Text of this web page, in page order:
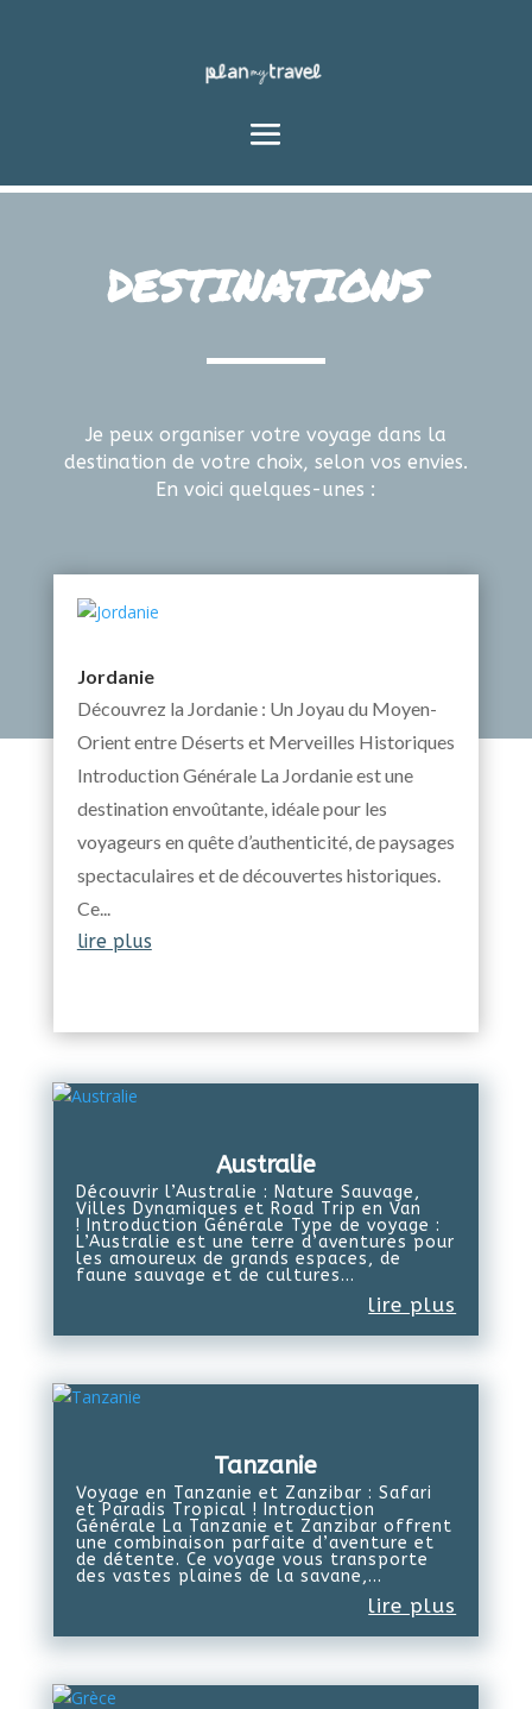
DESTINATIONS
Je peux organiser votre voyage dans la
destination de votre choix, selon vos envies.
En voici quelques-unes :
Jordanie
Découvrez la Jordanie : Un Joyau du Moyen-
Orient entre Déserts et Merveilles Historiques
Introduction Générale La Jordanie est une
destination envoûtante, idéale pour les
voyageurs en quête d’authenticité, de paysages
spectaculaires et de découvertes historiques.
Ce...
lire plus
Australie
Découvrir l’Australie : Nature Sauvage,
Villes Dynamiques et Road Trip en Van
! Introduction Générale Type de voyage :
L’Australie est une terre d’aventures pour
les amoureux de grands espaces, de
faune sauvage et de cultures...
lire plus
Tanzanie
Voyage en Tanzanie et Zanzibar : Safari
et Paradis Tropical ! Introduction
Générale La Tanzanie et Zanzibar offrent
une combinaison parfaite d’aventure et
de détente. Ce voyage vous transporte
des vastes plaines de la savane,...
lire plus